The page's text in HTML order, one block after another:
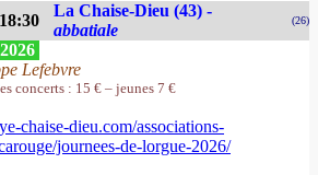
18:30
La Chaise-Dieu (43) -
abbatiale
(26)
Lefebvre
concerts : 15 € – jeunes 7 €
chaise-dieu.com/associations-
journees-de-lorgue-2026/